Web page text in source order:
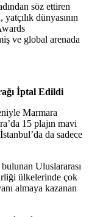
söz ettiren
dünyasının
ve global arenada
İptal Edildi
Marmara
15 plajın mavi
da sadece
Uluslararası
ülkelerinde çok
almaya kazanan